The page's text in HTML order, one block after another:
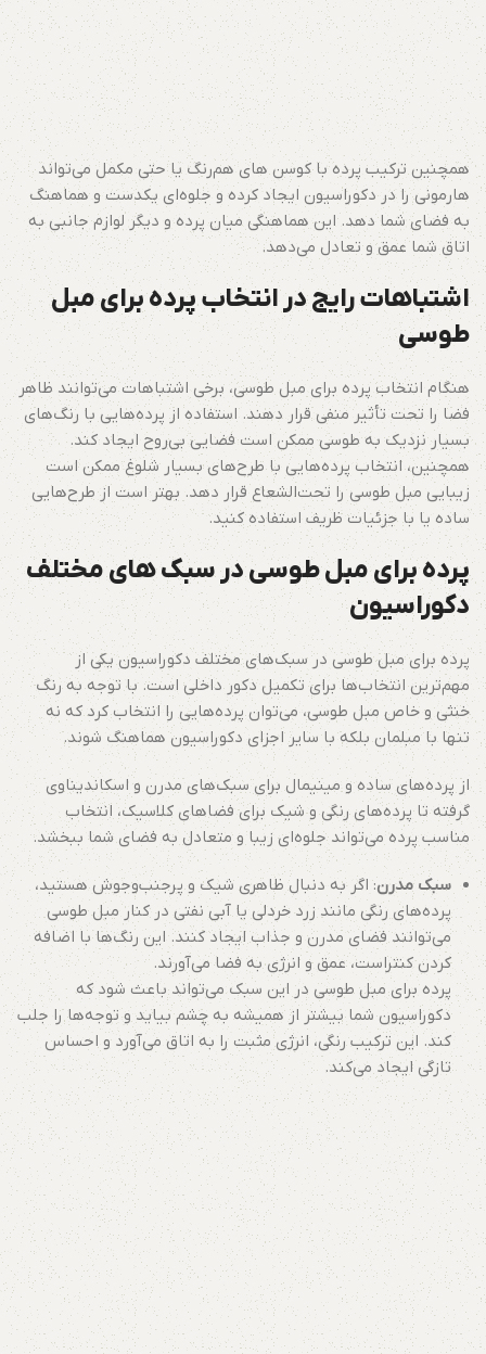
همچنین ترکیب پرده با کوسن های هم‌رنگ یا حتی مکمل می‌تواند
هارمونی را در دکوراسیون ایجاد کرده و جلوه‌ای یکدست و هماهنگ
به فضای شما دهد. این هماهنگی میان پرده و دیگر لوازم جانبی به
اتاق شما عمق و تعادل می‌دهد.
اشتباهات رایج در انتخاب پرده برای مبل
طوسی
هنگام انتخاب پرده برای مبل طوسی، برخی اشتباهات می‌توانند ظاهر
فضا را تحت تأثیر منفی قرار دهند. استفاده از پرده‌هایی با رنگ‌های
بسیار نزدیک به طوسی ممکن است فضایی بی‌روح ایجاد کند.
همچنین، انتخاب پرده‌هایی با طرح‌های بسیار شلوغ ممکن است
زیبایی مبل طوسی را تحت‌الشعاع قرار دهد. بهتر است از طرح‌هایی
ساده یا با جزئیات ظریف استفاده کنید.
پرده برای مبل طوسی در سبک های مختلف
دکوراسیون
پرده برای مبل طوسی در سبک‌های مختلف دکوراسیون یکی از
مهم‌ترین انتخاب‌ها برای تکمیل دکور داخلی است. با توجه به رنگ
خنثی و خاص مبل طوسی، می‌توان پرده‌هایی را انتخاب کرد که نه
تنها با مبلمان بلکه با سایر اجزای دکوراسیون هماهنگ شوند.
از پرده‌های ساده و مینیمال برای سبک‌های مدرن و اسکاندیناوی
گرفته تا پرده‌های رنگی و شیک برای فضاهای کلاسیک، انتخاب
مناسب پرده می‌تواند جلوه‌ای زیبا و متعادل به فضای شما ببخشد.
سبک مدرن: اگر به دنبال ظاهری شیک و پرجنب‌وجوش هستید،
پرده‌های رنگی مانند زرد خردلی یا آبی نفتی در کنار مبل طوسی
می‌توانند فضای مدرن و جذاب ایجاد کنند. این رنگ‌ها با اضافه
کردن کنتراست، عمق و انرژی به فضا می‌آورند.
پرده برای مبل طوسی در این سبک می‌تواند باعث شود که
دکوراسیون شما بیشتر از همیشه به چشم بیاید و توجه‌ها را جلب
کند. این ترکیب رنگی، انرژی مثبت را به اتاق می‌آورد و احساس
تازگی ایجاد می‌کند.